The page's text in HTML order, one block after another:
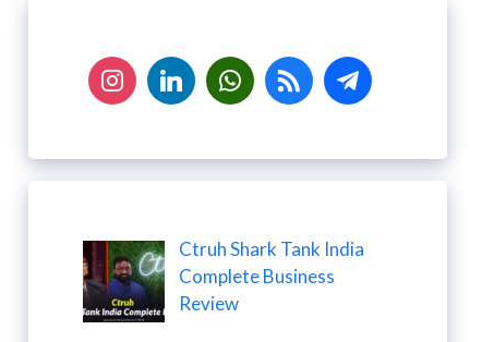
Ctruh Shark Tank India
Complete Business
Review